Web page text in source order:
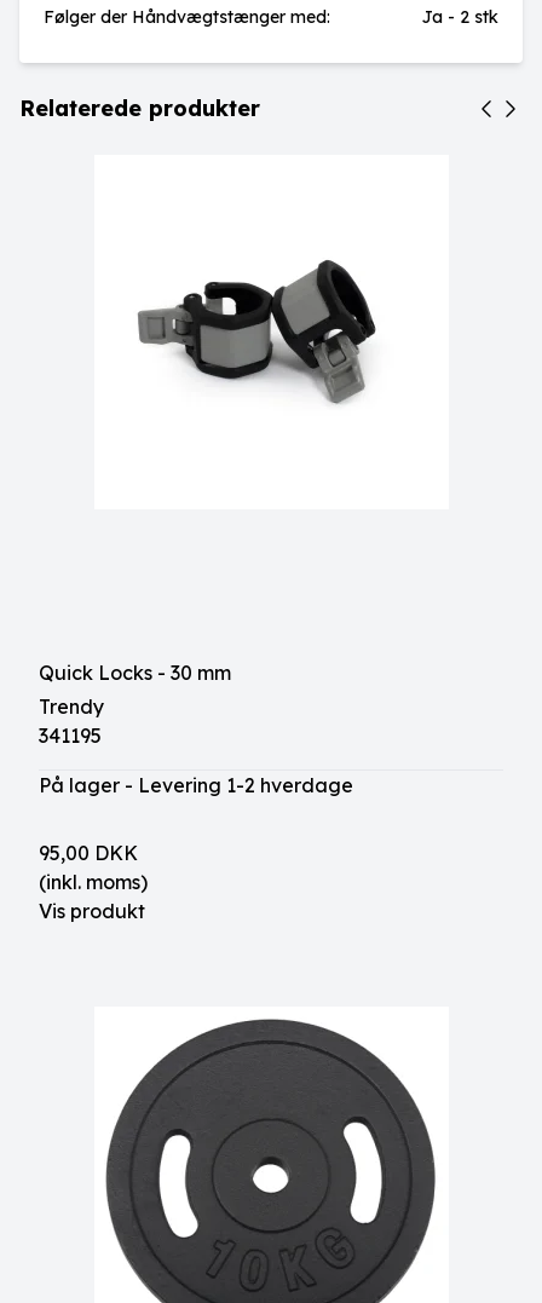
Følger der Håndvægtstænger med: Ja - 2 stk
Relaterede produkter
Quick Locks - 30 mm
Trendy
341195
På lager - Levering 1-2 hverdage
95,00 DKK
(inkl. moms)
Vis produkt